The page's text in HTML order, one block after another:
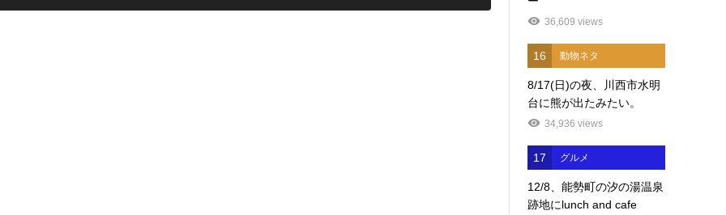
36,609 views
16 動物ネタ
8/17(日)の夜、川西市水明
台に熊が出たみたい。
34,936 views
17 グルメ
12/8、能勢町の汐の湯温泉
跡地にlunch and cafe